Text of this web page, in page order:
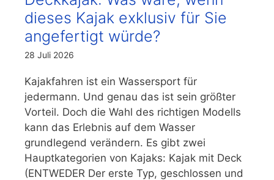
dieses Kajak exklusiv für Sie
angefertigt würde?
28 Juli 2026
Kajakfahren ist ein Wassersport für
jedermann. Und genau das ist sein größter
Vorteil. Doch die Wahl des richtigen Modells
kann das Erlebnis auf dem Wasser
grundlegend verändern. Es gibt zwei
Hauptkategorien von Kajaks: Kajak mit Deck
(ENTWEDER Der erste Typ, geschlossen und